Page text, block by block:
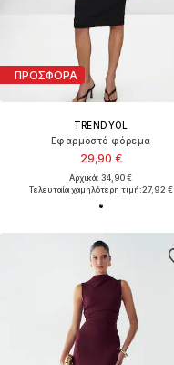
ΠΡΟΣΦΟΡΑ
TRENDYOL
Εφαρμοστό φόρεμα
29,90 €
Αρχικά: 34,90 €
Τελευταία χαμηλότερη τιμή:27,92 €